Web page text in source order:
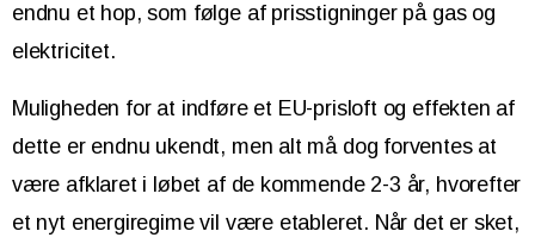
endnu et hop, som følge af prisstigninger på gas og
elektricitet.
Muligheden for at indføre et EU-prisloft og effekten af
dette er endnu ukendt, men alt må dog forventes at
være afklaret i løbet af de kommende 2-3 år, hvorefter
et nyt energiregime vil være etableret. Når det er sket,